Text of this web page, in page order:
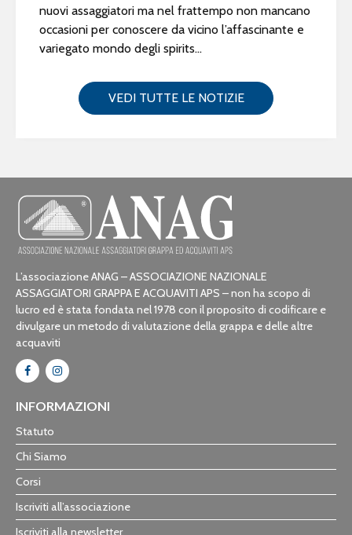
nuovi assaggiatori ma nel frattempo non mancano
occasioni per conoscere da vicino l’affascinante e
variegato mondo degli spirits...
VEDI TUTTE LE NOTIZIE
L’associazione ANAG – ASSOCIAZIONE NAZIONALE
ASSAGGIATORI GRAPPA E ACQUAVITI APS – non ha scopo di
lucro ed è stata fondata nel 1978 con il proposito di codificare e
divulgare un metodo di valutazione della grappa e delle altre
acquaviti
INFORMAZIONI
Statuto
Chi Siamo
Corsi
Iscriviti all’associazione
Iscriviti alla newsletter